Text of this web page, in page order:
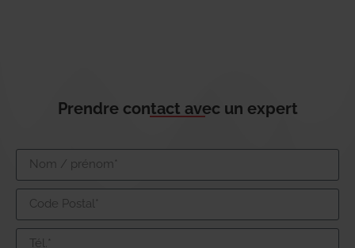
Prendre contact avec un expert